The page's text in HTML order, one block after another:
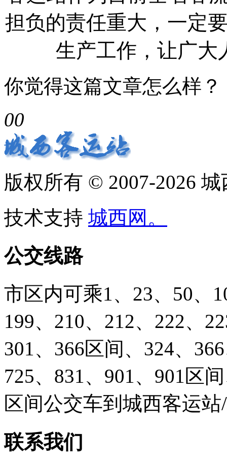
担负的责任重大，一定
生产工作，让广大
你觉得这篇文章怎么样？
00
版权所有 © 2007-2026
技术支持 城西网。
公交线路
市区内可乘1、23、50、
199、210、212、222、
301、366区间、324、
725、831、901、901区
区间公交车到城西客运
联系我们